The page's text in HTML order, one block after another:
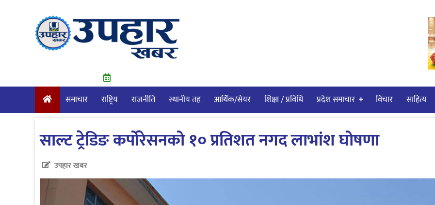
समाचार राष्ट्रिय राजनीति स्थानीय तह आर्थिक/सेयर शिक्षा / प्रविधि प्रदेश समाचार विचार साहित्य
साल्ट ट्रेडिङ कर्पोरेसनको १० प्रतिशत नगद लाभांश घोषणा
उपहार खबर